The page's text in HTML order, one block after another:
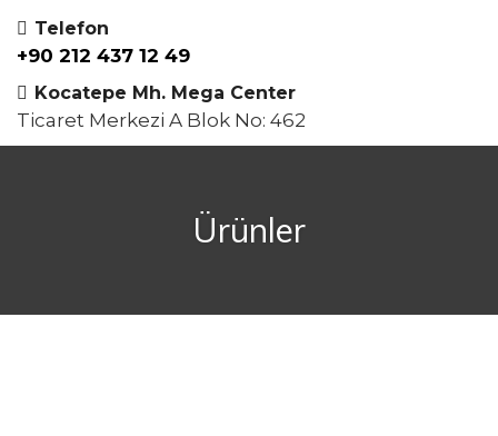
Telefon
+90 212 437 12 49
Kocatepe Mh. Mega Center
Ticaret Merkezi A Blok No: 462
Ürünler